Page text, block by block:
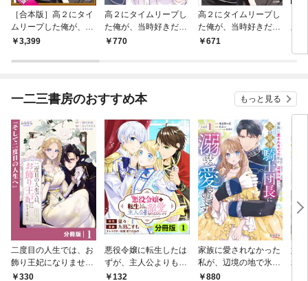
［合本版］高２にタイ
ムリープした俺が、当
時好きだった先生に告
3,399
高２にタイムリープし
た俺が、当時好きだっ
た先生に告った結果 1
770
高２にタイムリープし
た俺が、当時好きだっ
た先生に告った結果
671
一二三書房のおすすめ本 もっと見る
二度目の人生では、お
飾り王妃になりませ
ん！【分冊版】１
330
悪役令嬢に転生したは
ずが、主人公よりも溺
愛されてるみたいです
132
家族に愛されなかった
私が、辺境の地で氷の
軍神騎士団長に溺れる
880
妹
れ